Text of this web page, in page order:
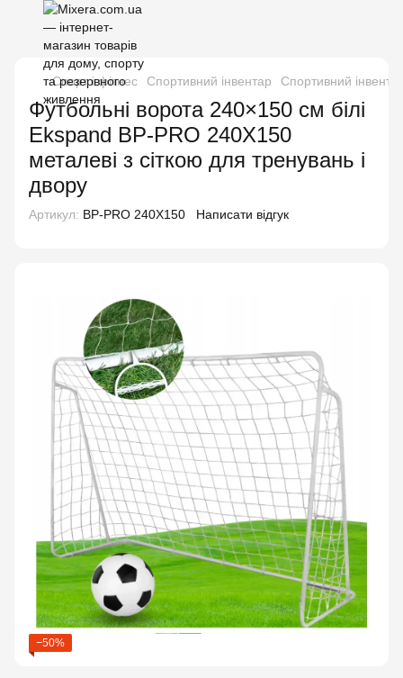
Спорт і фітнес Спортивний інвентар Спортивний
Футбольні ворота 240×150 см білі
Ekspand BP-PRO 240X150
металеві з сіткою для тренувань і
двору
Артикул: BP-PRO 240X150 Написати відгук
−50%